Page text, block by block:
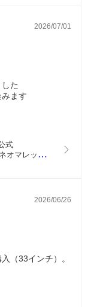
が、とても降り
ました。
い人に合ってい
3パットすること
えしていたのが
ました。ありが
2026/07/01
た
ます
式
オマレット
2026/06/26
（33インチ）。